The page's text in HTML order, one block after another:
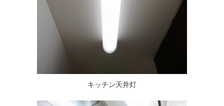
キッチン天井灯